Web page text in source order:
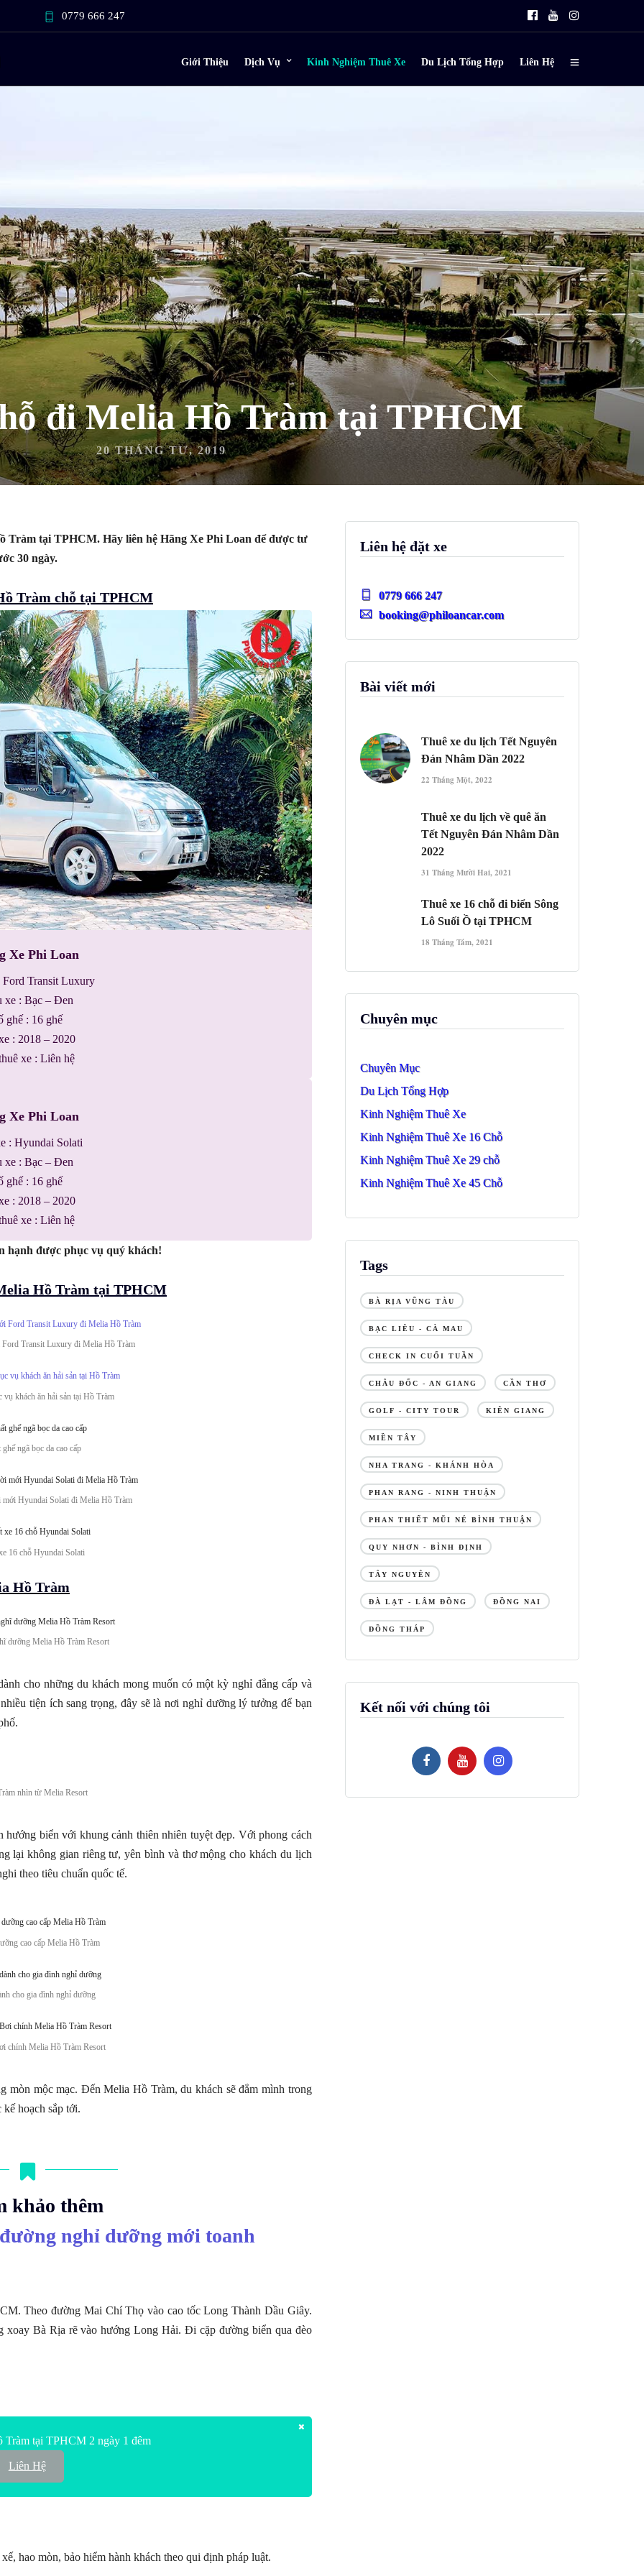
0779 666 247
Giới Thiệu Dịch Vụ Kinh Nghiệm Thuê Xe Du Lịch Tổng Hợp Liên Hệ
đi Melia Hồ Tràm tại TPHCM
20 THÁNG TƯ, 2019
Tràm tại TPHCM. Hãy liên hệ Hãng Xe Phi Loan để được tư
30 ngày.
Tràm chỗ tại TPHCM
Xe Phi Loan
Transit Luxury
xe : Bạc – Đen
ghế : 16 ghế
: 2018 – 2020
xe : Liên hệ
Xe Phi Loan
: Hyundai Solati
xe : Bạc – Đen
ghế : 16 ghế
: 2018 – 2020
xe : Liên hệ
hạnh được phục vụ quý khách!
Hồ Tràm tại TPHCM
Ford Transit Luxury đi Melia Hồ Tràm
vụ khách ăn hải sản tại Hồ Tràm
ngã bọc da cao cấp
mới Hyundai Solati đi Melia Hồ Tràm
16 chỗ Hyundai Solati
Hồ Tràm
dưỡng Melia Hồ Tràm Resort
cho những du khách mong muốn có một kỳ nghỉ đẳng cấp và
tiện ích sang trọng, đây sẽ là nơi nghỉ dưỡng lý tưởng để bạn
nhìn từ Melia Resort
biển với khung cảnh thiên nhiên tuyệt đẹp. Với phong cách
lại không gian riêng tư, yên bình và thơ mộng cho khách du lịch
theo tiêu chuẩn quốc tế.
cao cấp Melia Hồ Tràm
cho gia đình nghỉ dưỡng
chính Melia Hồ Tràm Resort
mòn mộc mạc. Đến Melia Hồ Tràm, du khách sẽ đắm mình trong
hoạch sắp tới.
khảo thêm
nghỉ dưỡng mới toanh
Theo đường Mai Chí Thọ vào cao tốc Long Thành Dầu Giây.
Bà Rịa rẽ vào hướng Long Hải. Đi cặp đường biển qua đèo
Tràm tại TPHCM 2 ngày 1 đêm
Liên Hệ
hao mòn, bảo hiểm hành khách theo qui định pháp luật.
Liên hệ đặt xe
0779 666 247
booking@philoancar.com
Bài viết mới
Thuê xe du lịch Tết Nguyên
Đán Nhâm Dần 2022
22 Tháng Một, 2022
Thuê xe du lịch về quê ăn
Tết Nguyên Đán Nhâm Dần
2022
31 Tháng Mười Hai, 2021
Thuê xe 16 chỗ đi biển Sông
Lô Suối Ồ tại TPHCM
18 Tháng Tám, 2021
Chuyên mục
Chuyên Mục
Du Lịch Tổng Hợp
Kinh Nghiệm Thuê Xe
Kinh Nghiệm Thuê Xe 16 Chỗ
Kinh Nghiệm Thuê Xe 29 chỗ
Kinh Nghiệm Thuê Xe 45 Chỗ
Tags
BÀ RỊA VŨNG TÀU
BẠC LIÊU - CÀ MAU
CHECK IN CUỐI TUẦN
CHÂU ĐỐC - AN GIANG CẦN THƠ
GOLF - CITY TOUR KIÊN GIANG
MIỀN TÂY
NHA TRANG - KHÁNH HÒA
PHAN RANG - NINH THUẬN
PHAN THIẾT MŨI NÉ BÌNH THUẬN
QUY NHƠN - BÌNH ĐỊNH
TÂY NGUYÊN
ĐÀ LẠT - LÂM ĐỒNG ĐỒNG NAI
ĐỒNG THÁP
Kết nối với chúng tôi